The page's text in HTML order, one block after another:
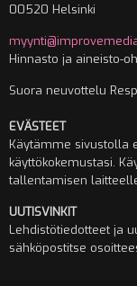
00520 Helsinki
Hinnasto ja aineisto-
Suora neuvottelu
EVÄSTEET
Käytämme sivustolla
käyttökokemustasi.
tallentamisen
UUTISVINKIT
Lehdistötiedotteet ja
sähköpostitse